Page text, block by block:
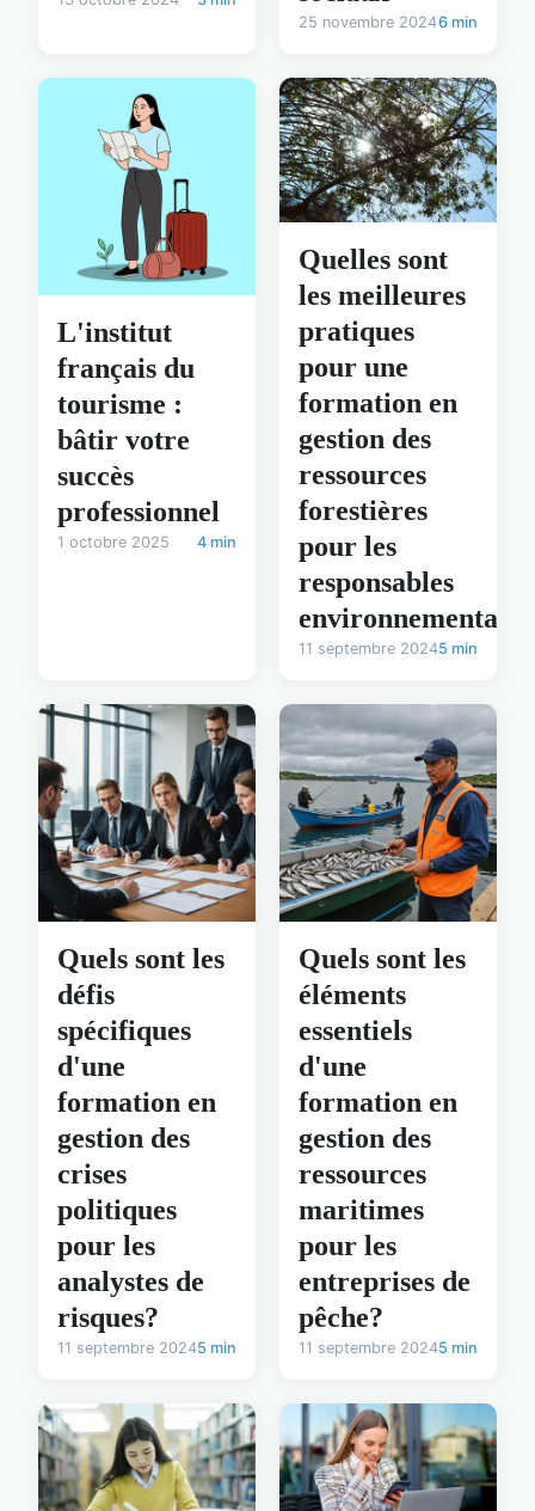
25 novembre 20246 min
L'institut
français du
tourisme :
bâtir votre
succès
professionnel
1 octobre 2025 4 min
Quelles sont
les meilleures
pratiques
pour une
formation en
gestion des
ressources
forestières
pour les
responsables
11 septembre 20245 min
Quels sont les
défis
spécifiques
d'une
formation en
gestion des
crises
politiques
pour les
analystes de
risques?
11 septembre 20245 min
Quels sont les
éléments
essentiels
d'une
formation en
gestion des
ressources
maritimes
pour les
entreprises de
pêche?
11 septembre 20245 min